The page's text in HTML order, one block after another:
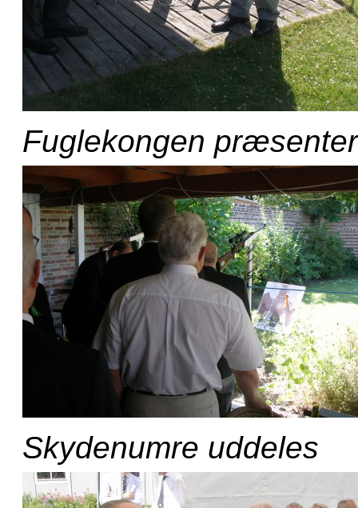
Fuglekongen
Skydenumre uddeles